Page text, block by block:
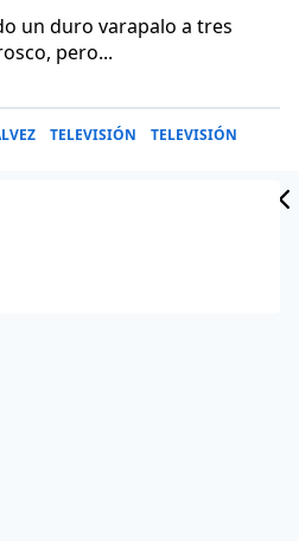
un duro varapalo a tres
pero...
TELEVISIÓN TELEVISIÓN
en